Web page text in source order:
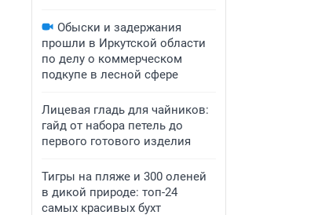
Обыски и задержания
прошли в Иркутской области
по делу о коммерческом
подкупе в лесной сфере
Лицевая гладь для чайников:
гайд от набора петель до
первого готового изделия
Тигры на пляже и 300 оленей
в дикой природе: топ-24
самых красивых бухт